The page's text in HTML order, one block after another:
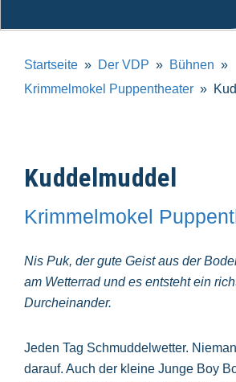
Startseite Der VDP
Bühnen
Krimmelmokel Puppentheater
Kuddelmuddel
Krimmelmokel
Nis Puk, der gute Geist aus der
am Wetterrad und es entsteht ein
Durcheinander.
Jeden Tag Schmuddelwetter.
darauf. Auch der kleine Junge Boy